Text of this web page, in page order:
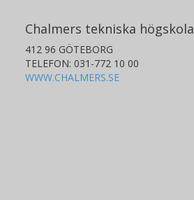
Chalmers tekniska högskola
412 96 GÖTEBORG
TELEFON: 031-772 10 00
WWW.CHALMERS.SE